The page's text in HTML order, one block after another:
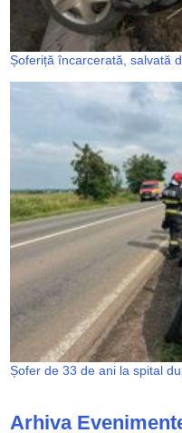
Șoferiță încarcerată, salvată
Șofer de 33 de ani la spital
Arhiva